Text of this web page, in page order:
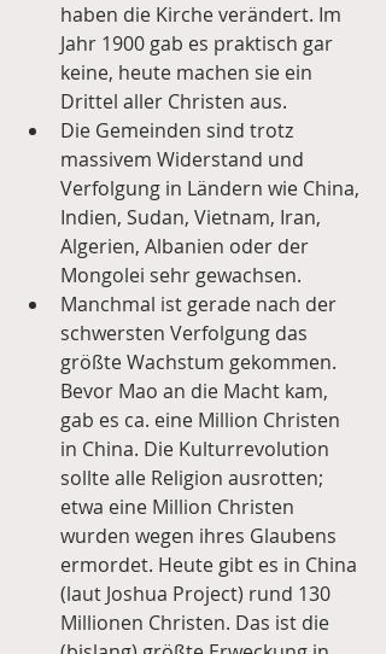
haben die Kirche verändert. Im
Jahr 1900 gab es praktisch gar
keine, heute machen sie ein
Drittel aller Christen aus.
Die Gemeinden sind trotz
massivem Widerstand und
Verfolgung in Ländern wie China,
Indien, Sudan, Vietnam, Iran,
Algerien, Albanien oder der
Mongolei sehr gewachsen.
Manchmal ist gerade nach der
schwersten Verfolgung das
größte Wachstum gekommen.
Bevor Mao an die Macht kam,
gab es ca. eine Million Christen
in China. Die Kulturrevolution
sollte alle Religion ausrotten;
etwa eine Million Christen
wurden wegen ihres Glaubens
ermordet. Heute gibt es in China
(laut Joshua Project) rund 130
Millionen Christen. Das ist die